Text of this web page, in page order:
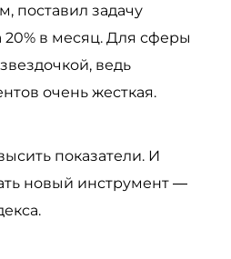
поставил задачу
20% в месяц. Для сферы
ведь
очень жесткая.
показатели. И
новый инструмент —